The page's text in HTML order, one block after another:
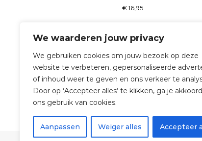
We waarderen jouw privacy
We gebruiken cookies om jouw bezoek op deze
website te verbeteren, gepersonaliseerde
of inhoud weer te geven en ons verkeer te
Door op ‘Accepteer alles’ te klikken, ga je
ons gebruik van cookies.
Aanpassen Weiger alles Accepteer
€16,95
SHOP NU